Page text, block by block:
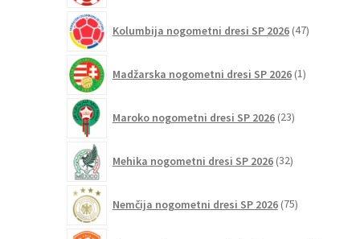
Kolumbija nogometni dresi SP 2026 47izdelkov
Madžarska nogometni dresi SP 2026 1izdelek
Maroko nogometni dresi SP 2026 23izdelkov
Mehika nogometni dresi SP 2026 32izdelkov
Nemčija nogometni dresi SP 2026 75izdelkov